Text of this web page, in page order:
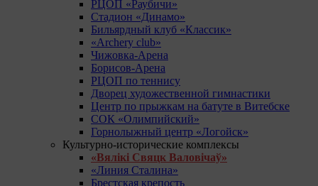
РЦОП «Раубичи»
Стадион «Динамо»
Бильярдный клуб «Классик»
«Archery club»
Чижовка-Арена
Борисов-Арена
РЦОП по теннису
Дворец художественной гимнастики
Центр по прыжкам на батуте в Витебске
СОК «Олимпийский»
Горнолыжный центр «Логойск»
Культурно-исторические комплексы
«Вялікі Свяцк Валовічаў»
«Линия Сталина»
Брестская крепость